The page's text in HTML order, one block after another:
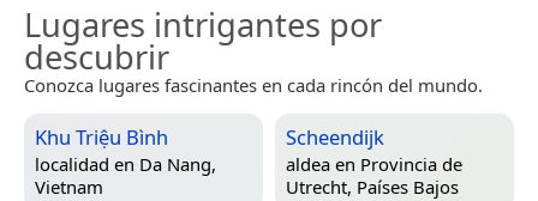
Lugares intrigantes por
descubrir
Conozca lugares fascinantes en cada rincón del mundo.
Khu Triệu Bình
localidad en Da Nang,
Vietnam
Scheendijk
aldea en Provincia de
Utrecht, Países Bajos